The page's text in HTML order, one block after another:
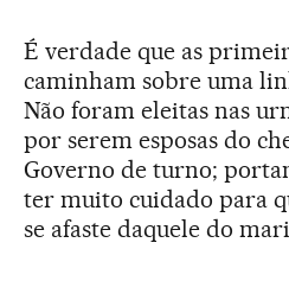
É verdade que as
caminham sobre uma
Não foram eleitas nas
por serem esposas do
Governo de turno;
ter muito cuidado para
se afaste daquele do